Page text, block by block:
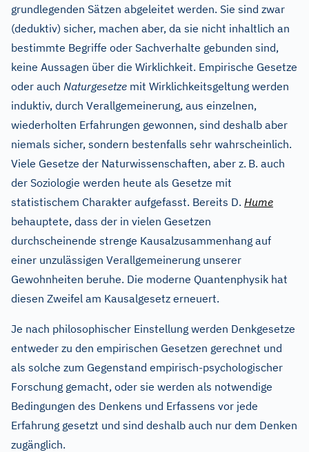
grundlegenden Sätzen abgeleitet werden. Sie sind zwar
(deduktiv) sicher, machen aber, da sie nicht inhaltlich an
bestimmte Begriffe oder Sachverhalte gebunden sind,
keine Aussagen über die Wirklichkeit. Empirische Gesetze
oder auch Naturgesetze mit Wirklichkeitsgeltung werden
induktiv, durch Verallgemeinerung, aus einzelnen,
wiederholten Erfahrungen gewonnen, sind deshalb aber
niemals sicher, sondern bestenfalls sehr wahrscheinlich.
Viele Gesetze der Naturwissenschaften, aber z. B. auch
der Soziologie werden heute als Gesetze mit
statistischem Charakter aufgefasst. Bereits D. Hume
behauptete, dass der in vielen Gesetzen
durchscheinende strenge Kausalzusammenhang auf
einer unzulässigen Verallgemeinerung unserer
Gewohnheiten beruhe. Die moderne Quantenphysik hat
diesen Zweifel am Kausalgesetz erneuert.
Je nach philosophischer Einstellung werden Denkgesetze
entweder zu den empirischen Gesetzen gerechnet und
als solche zum Gegenstand empirisch-psychologischer
Forschung gemacht, oder sie werden als notwendige
Bedingungen des Denkens und Erfassens vor jede
Erfahrung gesetzt und sind deshalb auch nur dem Denken
zugänglich.